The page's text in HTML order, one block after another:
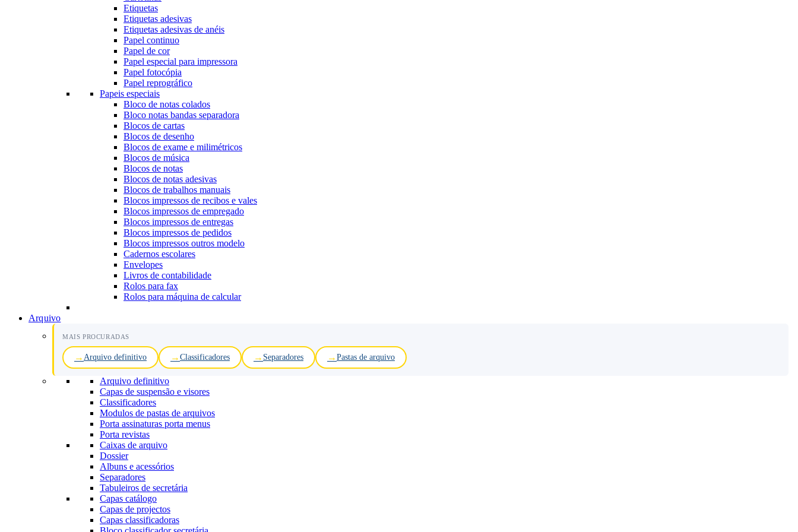
Etiquetas
Etiquetas adesivas
Etiquetas adesivas de anéis
Papel continuo
Papel de cor
Papel especial para impressora
Papel fotocópia
Papel reprográfico
Papeis especiais
Bloco de notas colados
Bloco notas bandas separadora
Blocos de cartas
Blocos de desenho
Blocos de exame e milimétricos
Blocos de música
Blocos de notas
Blocos de notas adesivas
Blocos de trabalhos manuais
Blocos impressos de recibos e vales
Blocos impressos de empregado
Blocos impressos de entregas
Blocos impressos de pedidos
Blocos impressos outros modelo
Cadernos escolares
Envelopes
Livros de contabilidade
Rolos para fax
Rolos para máquina de calcular
Arquivo
MAIS PROCURADAS
Arquivo definitivo Classificadores Separadores Pastas de arquivo
Arquivo definitivo
Capas de suspensão e visores
Classificadores
Modulos de pastas de arquivos
Porta assinaturas porta menus
Porta revistas
Caixas de arquivo
Dossier
Albuns e acessórios
Separadores
Tabuleiros de secretária
Capas catálogo
Capas de projectos
Capas classificadoras